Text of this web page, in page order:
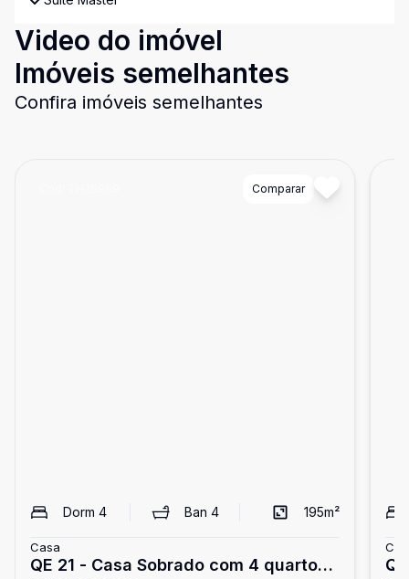
Video do imóvel
Imóveis semelhantes
Confira imóveis semelhantes
Comparar
Dorm 4 Ban 4 195m²
Casa
QE 21 - Casa Sobrado com 4 quartos -